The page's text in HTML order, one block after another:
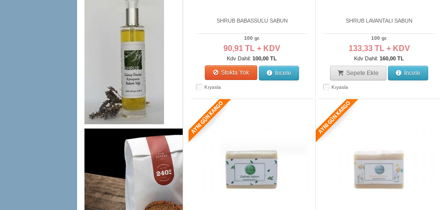
SHRUB BABASSULU SABUN
100 gr.
90,91 TL + KDV
Kdv Dahil: 100,00 TL
Stokta Yok İncele
Kıyasla
SHRUB LAVANTALI SABUN
100 gr.
133,33 TL + KDV
Kdv Dahil: 160,00 TL
Sepete Ekle İncele
Kıyasla